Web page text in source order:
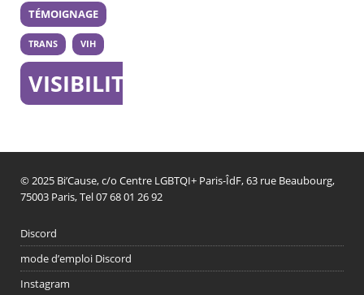
TÉMOIGNAGE
TRANS VIH
VISIBILITÉ
© 2025 Bi’Cause, c/o Centre LGBTQI+ Paris-ÎdF, 63 rue Beaubourg,
75003 Paris, Tel 07 68 01 26 92
Discord
mode d’emploi Discord
Instagram